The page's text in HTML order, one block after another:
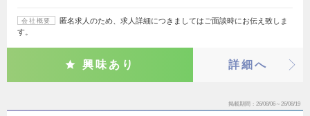
会社概要
匿名求人のため、求人詳細につきましてはご面談時にお伝え致しま
す。
興味あり 詳細へ
掲載期間 26/08/06～26/08/19